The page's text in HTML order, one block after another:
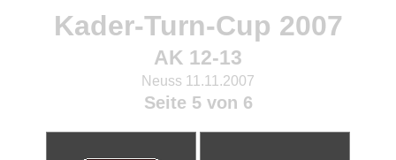
Kader-Turn-Cup 2007
AK 12-13
Neuss 11.11.2007
Seite 5 von 6